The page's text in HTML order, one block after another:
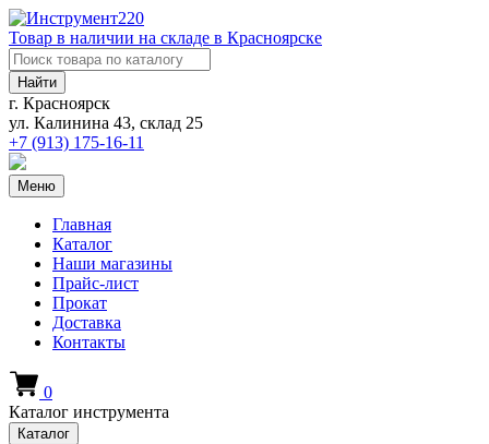
Товар в наличии на складе в Красноярске
Найти
г. Красноярск
ул. Калинина 43, склад 25
+7 (913) 175-16-11
Меню
Главная
Каталог
Наши магазины
Прайс-лист
Прокат
Доставка
Контакты
0
Каталог инструмента
Каталог